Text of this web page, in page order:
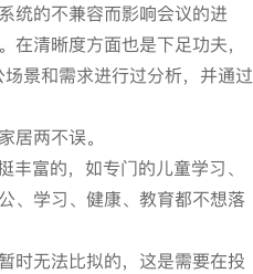
统的不兼容而影响会议的进
清晰度方面也是下足功夫，
景和需求进行过分析，并通过
居两不误。
富的，如专门的儿童学习、
、学习、健康、教育都不想落
时无法比拟的，这是需要在投